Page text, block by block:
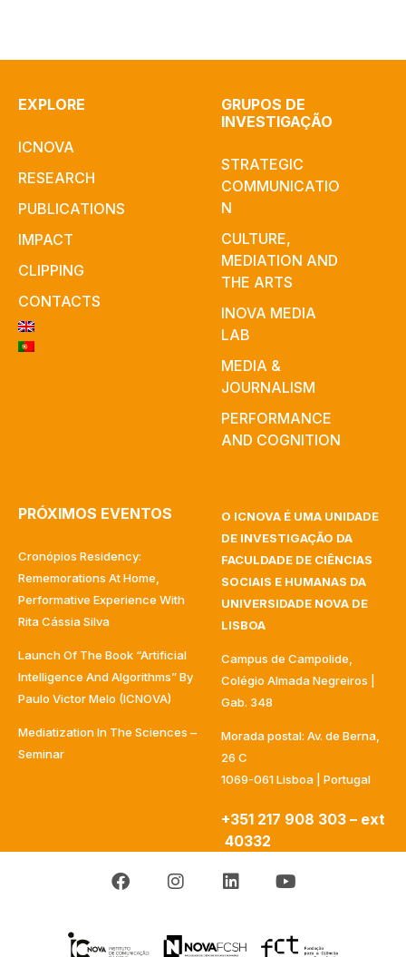
EXPLORE
ICNOVA
RESEARCH
PUBLICATIONS
IMPACT
CLIPPING
CONTACTS
GRUPOS DE
INVESTIGAÇÃO
STRATEGIC
COMMUNICATIO
N
CULTURE,
MEDIATION AND
THE ARTS
INOVA MEDIA
LAB
MEDIA &
JOURNALISM
PERFORMANCE
AND COGNITION
PRÓXIMOS EVENTOS
Cronópios Residency:
Rememorations At Home,
Performative Experience With
Rita Cássia Silva
Launch Of The Book “Artificial
Intelligence And Algorithms” By
Paulo Victor Melo (ICNOVA)
Mediatization In The Sciences –
Seminar
O ICNOVA É UMA UNIDADE
DE INVESTIGAÇÃO DA
FACULDADE DE CIÊNCIAS
SOCIAIS E HUMANAS DA
UNIVERSIDADE NOVA DE
LISBOA
Campus de Campolide,
Colégio Almada Negreiros |
Gab. 348
Morada postal: Av. de Berna,
26 C
1069-061 Lisboa | Portugal
+351 217 908 303 – ext
40332